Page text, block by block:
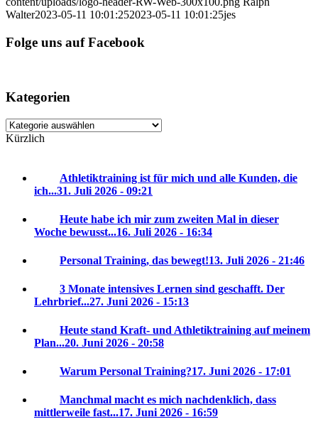
Walter2023-05-11 10:01:252023-05-11 10:01:25jes
Folge uns auf Facebook
Kategorien
Kategorien
Kürzlich
Athletiktraining ist für mich und alle Kunden, die
ich...31. Juli 2026 - 09:21
Heute habe ich mir zum zweiten Mal in dieser
Woche bewusst...16. Juli 2026 - 16:34
Personal Training, das bewegt!13. Juli 2026 - 21:46
3 Monate intensives Lernen sind geschafft. Der
Lehrbrief...27. Juni 2026 - 15:13
Heute stand Kraft- und Athletiktraining auf meinem
Plan...20. Juni 2026 - 20:58
Warum Personal Training?17. Juni 2026 - 17:01
Manchmal macht es mich nachdenklich, dass
mittlerweile fast...17. Juni 2026 - 16:59